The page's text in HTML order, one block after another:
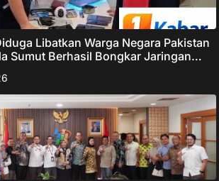
Libatkan Warga Negara Pakistan
Sumut Berhasil Bongkar Jaringan
Internasional